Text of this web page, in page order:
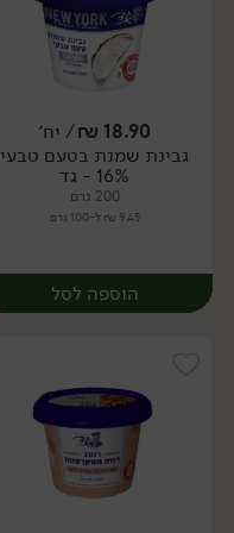
יח׳
18.90
₪/ יח׳
גבינת שמנת בטעם טבעי
16% - גד
200 גרם
9.45 ₪ ל-100 גרם
הוספה לסל